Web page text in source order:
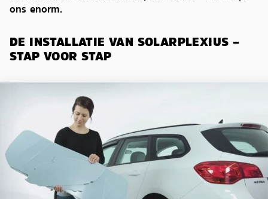
ons enorm.
DE INSTALLATIE VAN SOLARPLEXIUS –
STAP VOOR STAP